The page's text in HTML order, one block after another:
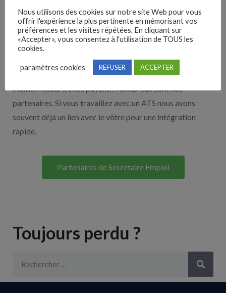
vous aider à recruter en cliquant sur le bouton ci-dessous.
Découvrez nos partenaires ! Moteurs de recherches,
multidiffuseurs, sites payant… nombreux sont nos
partenaires. Si vous travaillez avec un ATS nous avons
souvent déjà un lien avec le vôtre pour une intégration
rapide.
Partenaires de Secrétaire Emploi
Toujours perdu ?
Nous utilisons des cookies sur notre site Web pour vous
offrir l'expérience la plus pertinente en mémorisant vos
préférences et les visites répétées. En cliquant sur
«Accepter», vous consentez à l'utilisation de TOUS les
cookies.
paramètres cookies REFUSER ACCEPTER